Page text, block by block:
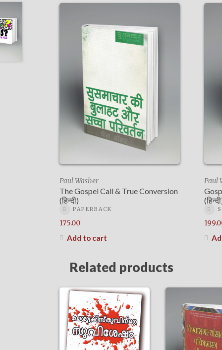
Paul Washer
The Gospel Call & True Conversion
(हिन्दी)
PAPERBACK
175.00
Add to cart
Paul
Related products